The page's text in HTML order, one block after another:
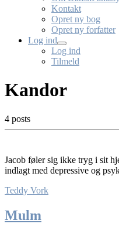
Kontakt
Opret ny bog
Opret ny forfatter
Log ind
Log ind
Tilmeld
Kandor
4 posts
Jacob føler sig ikke tryg i sit
indlagt med depressive og
Teddy Vork
Mulm